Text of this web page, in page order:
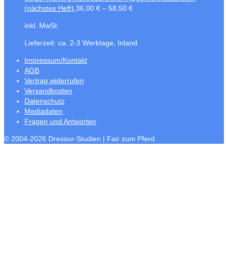
(nächstes Heft) 36,00 € – 58,50 €
inkl. MwSt.
Lieferzeit: ca. 2-3 Werktage, Inland
Impressum/Kontakt
AGB
Vertrag widerrufen
Versandkosten
Datenschutz
Mediadaten
Fragen und Antworten
© 2004-2026 Dressur-Studien | Fair zum Pferd